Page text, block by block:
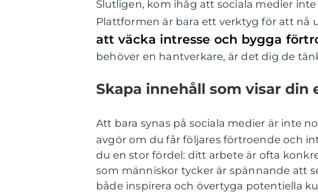
Slutligen, kom ihåg att sociala medier
Plattformen är bara ett verktyg för att nå
att väcka intresse och bygga
behöver en hantverkare, är det dig de
Skapa innehåll som visar din
Att bara synas på sociala medier är inte
avgör om du får följares förtroende och
du en stor fördel: ditt arbete är ofta
som människor tycker är spännande att
både inspirera och övertyga potentiella